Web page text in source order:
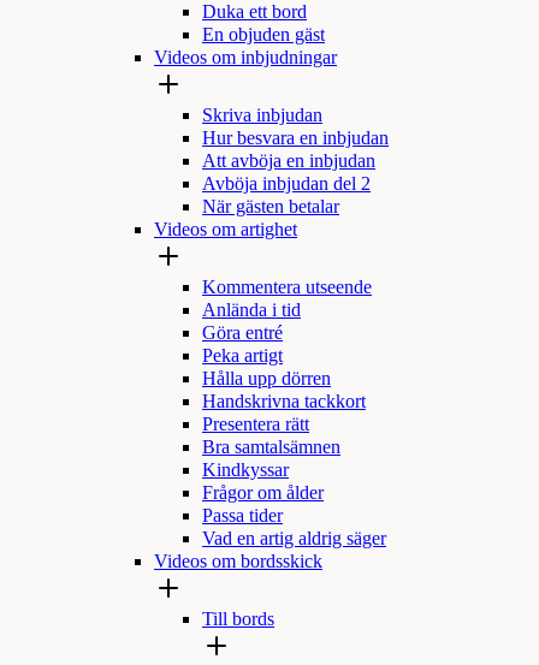
Duka ett bord
En objuden gäst
Videos om inbjudningar
Skriva inbjudan
Hur besvara en inbjudan
Att avböja en inbjudan
Avböja inbjudan del 2
När gästen betalar
Videos om artighet
Kommentera utseende
Anlända i tid
Göra entré
Peka artigt
Hålla upp dörren
Handskrivna tackkort
Presentera rätt
Bra samtalsämnen
Kindkyssar
Frågor om ålder
Passa tider
Vad en artig aldrig säger
Videos om bordsskick
Till bords